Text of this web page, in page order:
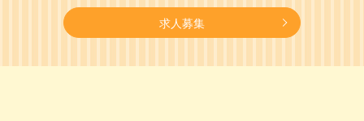
求人募集